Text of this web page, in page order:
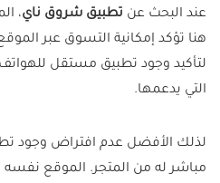
عند البحث عن تطبيق شروق ناي،
هنا تؤكد إمكانية التسوق عبر
لتأكيد وجود تطبيق مستقل
التي يدعمها.
لذلك الأفضل عدم افتراض وجود
مباشر له من المتجر. الموقع